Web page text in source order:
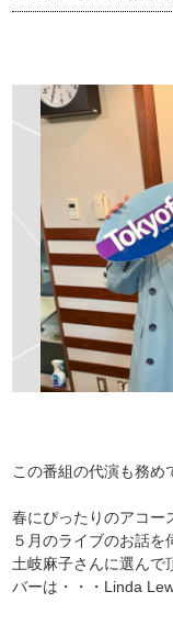
この番組の代演も務め
春にぴったりのアコー
５月のライブのお話を
土岐麻子さんに選んで
バーは・・・Linda